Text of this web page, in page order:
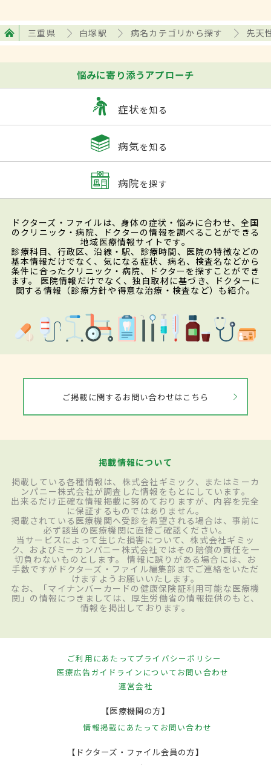
三重県 白塚駅 病名カテゴリから探す 先天
悩みに寄り添うアプローチ
症状を知る
病気を知る
病院を探す
ドクターズ・ファイルは、身体の症状・悩みに合わせ、全国
のクリニック・病院、ドクターの情報を調べることができる
地域医療情報サイトです。
診療科目、行政区、沿線・駅、診療時間、医院の特徴などの
基本情報だけでなく、気になる症状、病名、検査名などから
条件に合ったクリニック・病院、ドクターを探すことができ
ます。 医院情報だけでなく、独自取材に基づき、ドクターに
関する情報（診療方針や得意な治療・検査など）も紹介。
ご掲載に関するお問い合わせはこちら
掲載情報について
掲載している各種情報は、株式会社ギミック、またはミーカ
ンパニー株式会社が調査した情報をもとにしています。
出来るだけ正確な情報掲載に努めておりますが、内容を完全
に保証するものではありません。
掲載されている医療機関へ受診を希望される場合は、事前に
必ず該当の医療機関に直接ご確認ください。
当サービスによって生じた損害について、株式会社ギミッ
ク、およびミーカンパニー株式会社ではその賠償の責任を一
切負わないものとします。 情報に誤りがある場合には、お
手数ですがドクターズ・ファイル編集部までご連絡をいただ
けますようお願いいたします。
なお、「マイナンバーカードの健康保険証利用可能な医療機
関」の情報につきましては、厚生労働省の情報提供のもと、
情報を掲出しております。
ご利用にあたってプライバシーポリシー
医療広告ガイドラインについてお問い合わせ
運営会社
【医療機関の方】
情報掲載にあたって お問い合わせ
【ドクターズ・ファイル会員の方】